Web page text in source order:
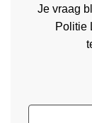
Je vraag
Politie